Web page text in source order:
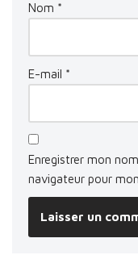
Nom *
E-mail *
Enregistrer mon
navigateur pour